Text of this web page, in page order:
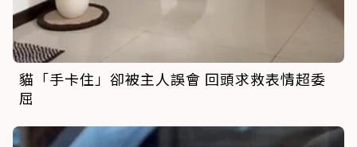
貓「手卡住」卻被主人誤會 回頭求救表情超委
屈